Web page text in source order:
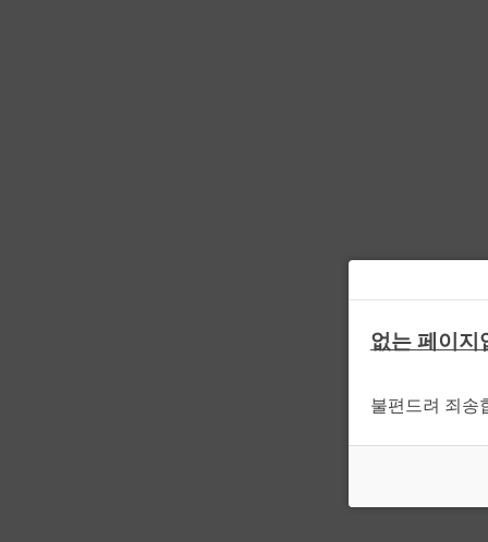
없는 페이지
불편드려 죄송